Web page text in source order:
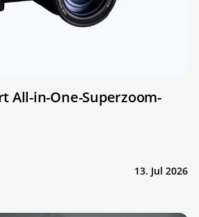
All-in-One-Superzoom-
13. Jul 2026